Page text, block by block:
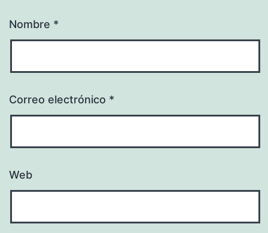
Nombre *
Correo electrónico *
Web